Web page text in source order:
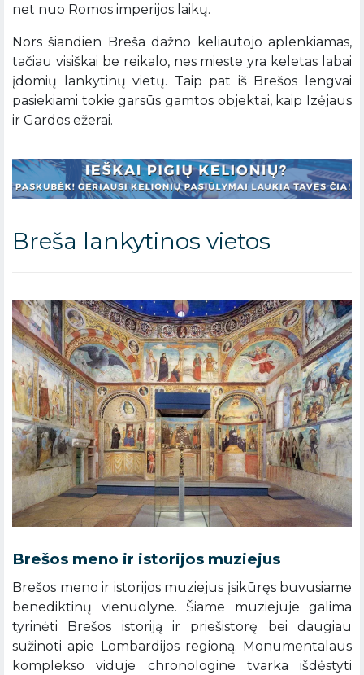
net nuo Romos imperijos laikų.
Nors šiandien Breša dažno keliautojo aplenkiamas,
tačiau visiškai be reikalo, nes mieste yra keletas labai
įdomių lankytinų vietų. Taip pat iš Brešos lengvai
pasiekiami tokie garsūs gamtos objektai, kaip Izėjaus
ir Gardos ežerai.
Breša lankytinos vietos
Brešos meno ir istorijos muziejus
Brešos meno ir istorijos muziejus įsikūręs buvusiame
benediktinų vienuolyne. Šiame muziejuje galima
tyrinėti Brešos istoriją ir priešistorę ​​bei daugiau
sužinoti apie Lombardijos regioną. Monumentalaus
komplekso viduje chronologine tvarka išdėstyti